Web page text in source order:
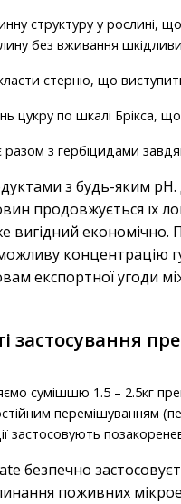
структуру у
без вживання
стерню, що
цукру по шкалі Брікса,
з гербіцидами
з будь-яким
продовжується їх
вигідний
концентрацію
експортної угоди
застосування
сумішшю 1.5 – 2.5кг
перемішуванням
застосовують
безпечно
поживних